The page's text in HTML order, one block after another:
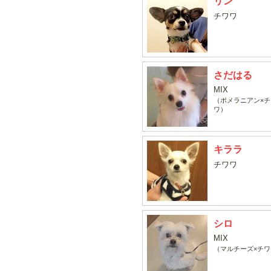
チワワ
さだはる
MIX
（ポメラニアン×
ワ）
キララ
チワワ
シロ
MIX
（マルチーズ×チ